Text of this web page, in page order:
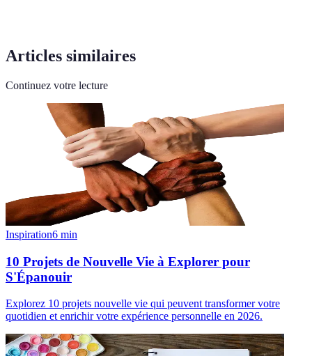
Articles similaires
Continuez votre lecture
Inspiration6 min
10 Projets de Nouvelle Vie à Explorer pour
S'Épanouir
Explorez 10 projets nouvelle vie qui peuvent transformer votre
quotidien et enrichir votre expérience personnelle en 2026.